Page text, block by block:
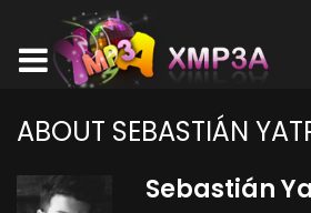
ABOUT SEBASTIÁN
Sebastián